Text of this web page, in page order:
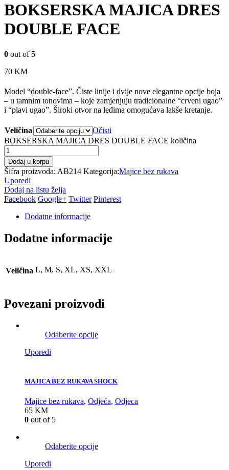
BOKSERSKA MAJICA DRES
DOUBLE FACE
0 out of 5
70 KM
Model “double-face”. Čiste linije i dvije nove elegantne opcije boja
– u tamnim tonovima – koje zamjenjuju tradicionalne “crveni ugao”
i “plavi ugao”. Široki otvor na leđima omogućava lakše kretanje.
Veličina
Očisti
BOKSERSKA MAJICA DRES DOUBLE FACE količina
Dodaj u korpu
Šifra proizvoda: AB214 Kategorija:Majice bez rukava
Uporedi
Dodaj na listu želja
Facebook Google+ Twitter Pinterest
Dodatne informacije
Dodatne informacije
Veličina L, M, S, XL, XS, XXL
Povezani proizvodi
Odaberite opcije
Uporedi
MAJICA BEZ RUKAVA SHOCK
Majice bez rukava, Odjeća, Odjeca
65 KM
0 out of 5
Odaberite opcije
Uporedi